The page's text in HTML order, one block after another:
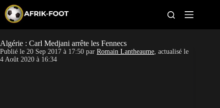
p
o
c
CAN féminine
Algérie : Carl Medjani arrête les Fennecs
Publié le 20 Sep 2017 à 17:50 par Romain Lantheaume, actualisé le
4 Août 2020 à 16:34